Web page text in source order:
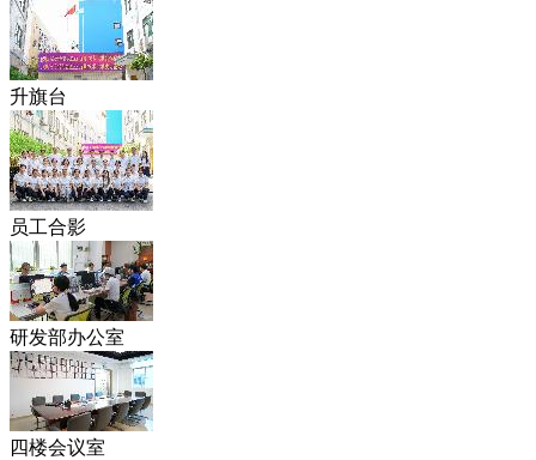
升旗台
员工合影
研发部办公室
四楼会议室